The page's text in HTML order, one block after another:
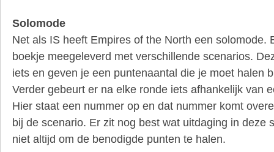
Solomode
Net als IS heeft Empires of the North een solomode.
boekje meegeleverd met verschillende scenarios.
iets en geven je een puntenaantal die je moet halen
Verder gebeurt er na elke ronde iets afhankelijk van
Hier staat een nummer op en dat nummer komt
bij de scenario. Er zit nog best wat uitdaging in deze
niet altijd om de benodigde punten te halen.